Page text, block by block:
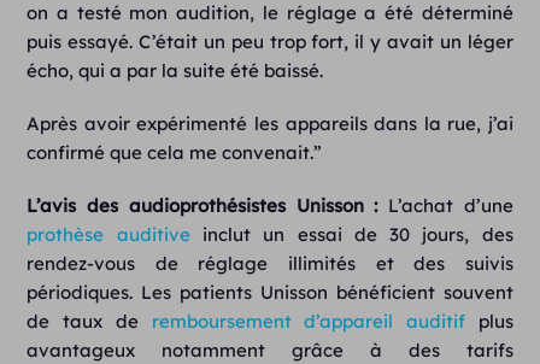
on a testé mon audition, le réglage a été déterminé
puis essayé. C’était un peu trop fort, il y avait un léger
écho, qui a par la suite été baissé.
Après avoir expérimenté les appareils dans la rue, j’ai
confirmé que cela me convenait.”
L’avis des audioprothésistes Unisson : L’achat d’une
prothèse auditiveinclut un essai de 30 jours, des
rendez-vous de réglage illimités et des suivis
périodiques. Les patients Unisson bénéficient souvent
de taux de remboursement d’appareil auditifplus
avantageux notamment grâce à des tarifs